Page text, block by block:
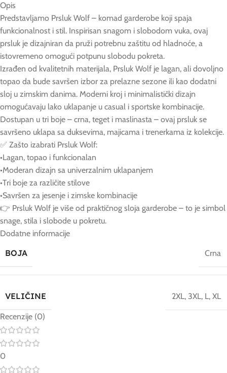
Opis
Predstavljamo Prsluk Wolf – komad garderobe koji spaja
funkcionalnost i stil. Inspirisan snagom i slobodom vuka, ovaj
prsluk je dizajniran da pruži potrebnu zaštitu od hladnoće, a
istovremeno omogući potpunu slobodu pokreta.
Izrađen od kvalitetnih materijala, Prsluk Wolf je lagan, ali dovoljno
topao da bude savršen izbor za prelazne sezone ili kao dodatni
sloj u zimskim danima. Moderni kroj i minimalistički dizajn
omogućavaju lako uklapanje u casual i sportske kombinacije.
Dostupan u tri boje – crna, teget i maslinasta – ovaj prsluk se
savršeno uklapa sa duksevima, majicama i trenerkama iz kolekcije.
✅ Zašto izabrati Prsluk Wolf:
•Lagan, topao i funkcionalan
•Moderan dizajn sa univerzalnim uklapanjem
•Tri boje za različite stilove
•Savršen za jesenje i zimske kombinacije
👉 Prsluk Wolf je više od praktičnog sloja garderobe – to je simbol
snage, stila i slobode u pokretu.
Dodatne informacije
BOJA Crna
VELIČINE 2XL, 3XL, L, XL
Recenzije (0)
0